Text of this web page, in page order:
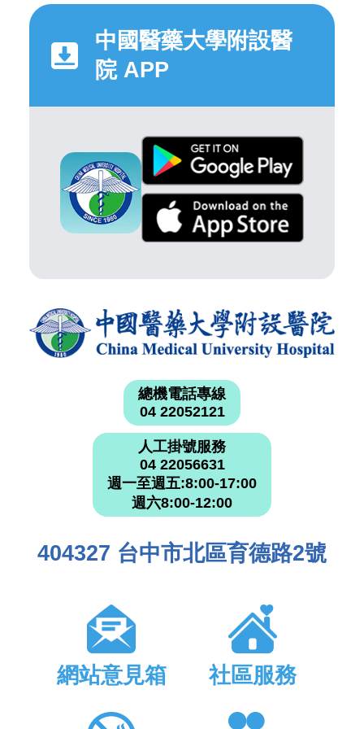
中國醫藥大學附設醫
院 APP
總機電話專線
04 22052121
人工掛號服務
04 22056631
週一至週五:8:00-17:00
週六8:00-12:00
404327 台中市北區育德路2號
網站意見箱 社區服務